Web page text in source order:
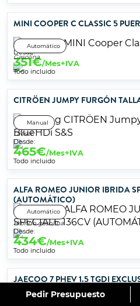
MINI COOPER C CLASSIC 5
Automático
Gasolina
Desde:
351€/Mes+IVA
Todo incluido
CITRÖEN JUMPY FURGÓN
Manual
Diésel
Desde:
465€/Mes+IVA
Todo incluido
ALFA ROMEO JUNIOR IBRIDA
(AUTOMÁTICO)
Automático
Híbrido gasolina
Desde:
434€/Mes+IVA
Todo incluido
JAECOO 7 PHEV 1.5 TGDI
Pedir Presupuesto